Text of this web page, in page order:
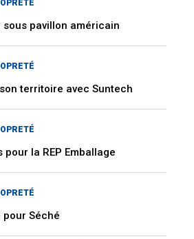
pavillon américain
territoire avec Suntech
la REP Emballage
pour Séché